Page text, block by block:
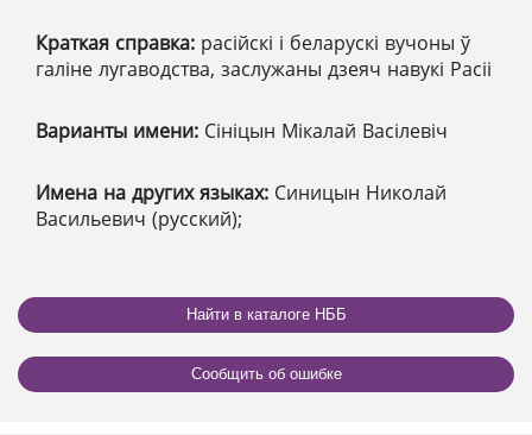
Краткая справка: расійскі і беларускі вучоны ў
галіне лугаводства, заслужаны дзеяч навукі Расіі
Варианты имени: Сініцын Мікалай Васілевіч
Имена на других языках: Синицын Николай
Васильевич (русский);
Найти в каталоге НББ
Сообщить об ошибке